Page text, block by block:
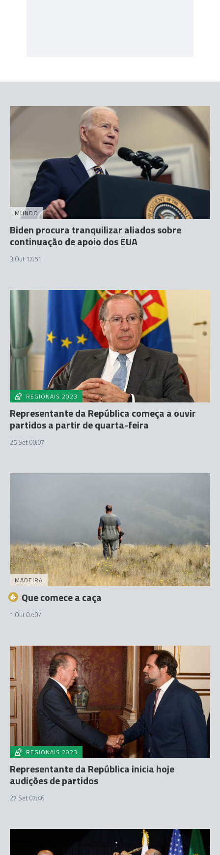
MUNDO
Biden procura tranquilizar aliados sobre
continuação de apoio dos EUA
3 Out 17:51
REGIONAIS 2023
Representante da República começa a ouvir
partidos a partir de quarta-feira
25 Set 00:07
MADEIRA
Que comece a caça
1 Out 07:07
REGIONAIS 2023
Representante da República inicia hoje
audições de partidos
27 Set 07:46